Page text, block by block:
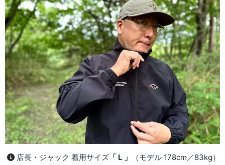
店長・ジャック 着用サイズ 「 L 」
（モデル 178cm／83kg）